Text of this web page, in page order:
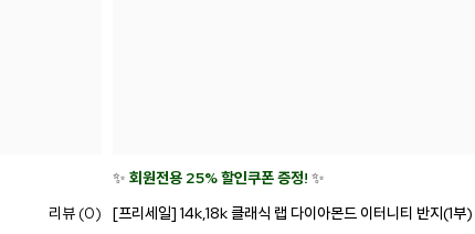
리뷰 (0)
✨ 회원전용 25% 할인쿠폰 증정! ✨
[프리세일] 14k,18k 클래식 랩 다이아몬드 이터니티 반지(1부)